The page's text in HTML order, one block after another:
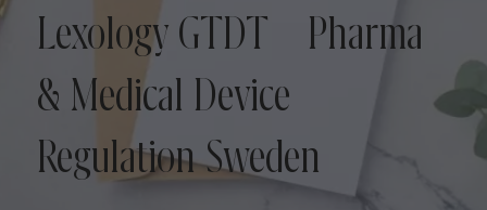
Lexology GTDT – Pharma
& Medical Device
Regulation Sweden